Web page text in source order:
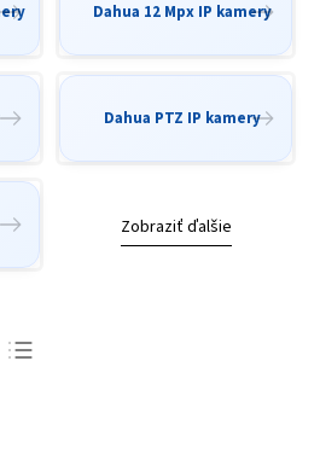
Dahua 12 Mpx IP kamery
Dahua PTZ IP kamery
Zobraziť ďalšie